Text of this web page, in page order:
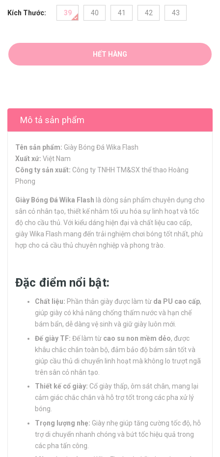
Kích Thước: 39 40 41 42 43
HẾT HÀNG
Mô tả sản phẩm
Tên sản phẩm: Giày Bóng Đá Wika Flash
Xuất xứ: Việt Nam
Công ty sản xuất: Công ty TNHH TM&SX thể thao Hoàng
Phong
Giày Bóng Đá Wika Flash là dòng sản phẩm chuyên dụng cho
sân cỏ nhân tạo, thiết kế nhằm tối ưu hóa sự linh hoạt và tốc
độ cho cầu thủ. Với kiểu dáng hiện đại và chất liệu cao cấp,
giày Wika Flash mang đến trải nghiệm chơi bóng tốt nhất, phù
hợp cho cả cầu thủ chuyên nghiệp và phong trào.
Đặc điểm nổi bật:
Chất liệu: Phần thân giày được làm từ da PU cao cấp,
giúp giày có khả năng chống thấm nước và hạn chế
bám bẩn, dễ dàng vệ sinh và giữ giày luôn mới.
Đế giày TF: Đế làm từ cao su non mềm dẻo, được
khâu chắc chắn toàn bộ, đảm bảo độ bám sân tốt và
giúp cầu thủ di chuyển linh hoạt mà không lo trượt ngã
trên sân cỏ nhân tạo.
Thiết kế cổ giày: Cổ giày thấp, ôm sát chân, mang lại
cảm giác chắc chắn và hỗ trợ tốt trong các pha xử lý
bóng.
Trọng lượng nhẹ: Giày nhẹ giúp tăng cường tốc độ, hỗ
trợ di chuyển nhanh chóng và bứt tốc hiệu quả trong
các pha tấn công.